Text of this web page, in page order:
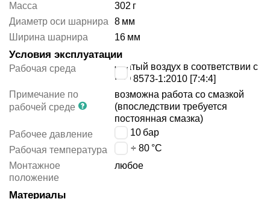
Масса
302 г
Диаметр оси шарнира
8 мм
Ширина шарнира
16 мм
Условия эксплуатации
Рабочая среда
сжатый воздух в соответствии с
ISO 8573-1:2010 [7:4:4]
Примечание по
рабочей среде
возможна работа со смазкой
(впоследствии требуется
постоянная смазка)
Рабочее давление
1 ÷ 10 бар
Рабочая температура
-20 ÷ 80 °C
Монтажное
положение
любое
Материалы